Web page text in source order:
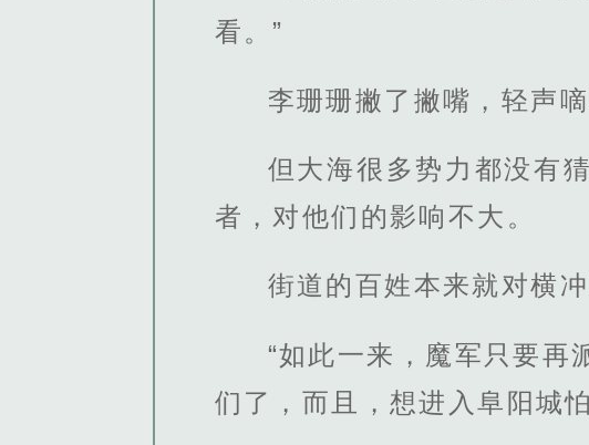
看。”
李珊珊撇了撇嘴，轻声嘀
但大海很多势力都没有
者，对他们的影响不大。
街道的百姓本来就对横
“如此一来，魔军只要再
们了，而且，想进入阜阳城